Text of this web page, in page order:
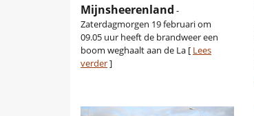
Mijnsheerenland -
Zaterdagmorgen 19 februari om
09.05 uur heeft de brandweer een
boom weghaalt aan de La [ Lees
verder]